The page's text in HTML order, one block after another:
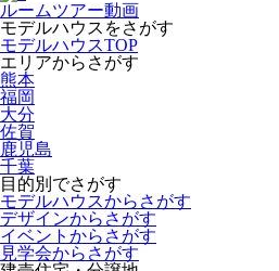
ルームツアー動画
モデルハウスをさがす
モデルハウスTOP
エリアからさがす
熊本
福岡
大分
佐賀
鹿児島
千葉
目的別でさがす
モデルハウスからさがす
デザインからさがす
イベントからさがす
見学会からさがす